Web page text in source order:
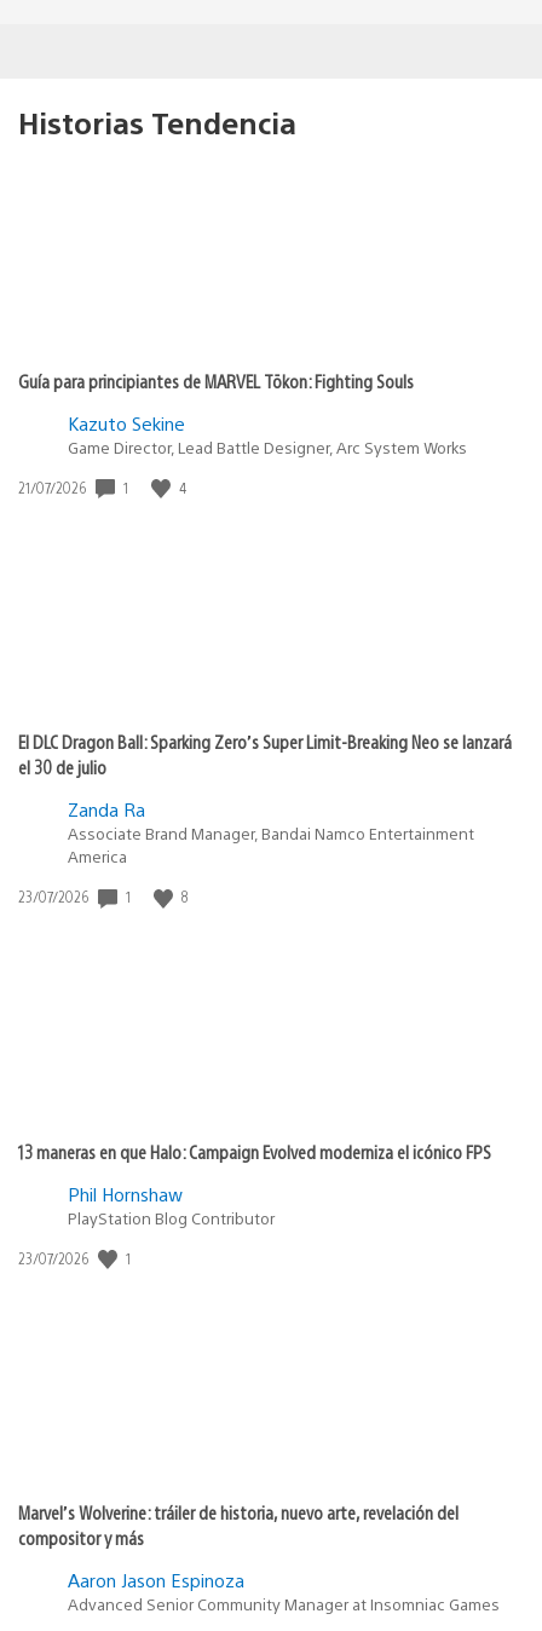
Historias Tendencia
Guía para principiantes de MARVEL Tōkon: Fighting Souls
Kazuto Sekine
Game Director, Lead Battle Designer, Arc System Works
Fecha
21/07/2026 1 4
El DLC Dragon Ball: Sparking Zero’s Super Limit-Breaking Neo se lanzará
el 30 de julio
Zanda Ra
Associate Brand Manager, Bandai Namco Entertainment
America
Fecha
23/07/2026 1 8
13 maneras en que Halo: Campaign Evolved moderniza el icónico FPS
Phil Hornshaw
PlayStation Blog Contributor
Fecha
23/07/2026 1
Marvel’s Wolverine: tráiler de historia, nuevo arte, revelación del
compositor y más
Aaron Jason Espinoza
Advanced Senior Community Manager at Insomniac Games